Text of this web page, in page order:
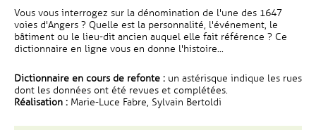
Vous vous interrogez sur la dénomination de l'une des 1647
voies d'Angers ? Quelle est la personnalité, l'événement, le
bâtiment ou le lieu-dit ancien auquel elle fait référence ? Ce
dictionnaire en ligne vous en donne l'histoire...
Dictionnaire en cours de refonte : un astérisque indique les rues
dont les données ont été revues et complétées.
Réalisation : Marie-Luce Fabre, Sylvain Bertoldi